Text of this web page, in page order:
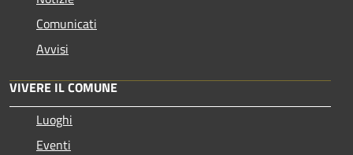
Comunicati
Avvisi
VIVERE IL COMUNE
Luoghi
Eventi